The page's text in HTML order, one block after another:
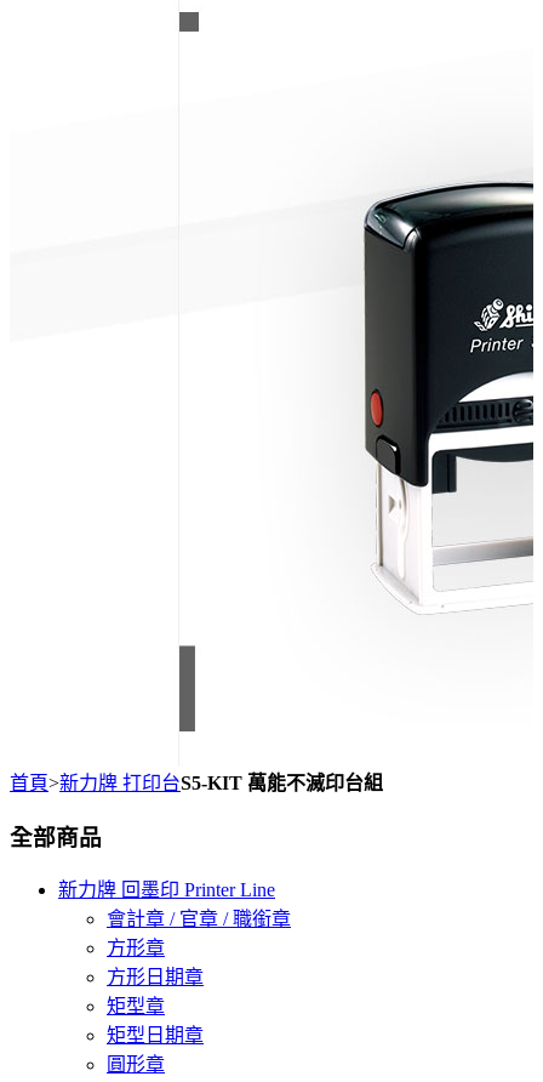
首頁>新力牌 打印台S5-KIT 萬能不滅印台組
全部商品
新力牌 回墨印 Printer Line
會計章 / 官章 / 職銜章
方形章
方形日期章
矩型章
矩型日期章
圓形章